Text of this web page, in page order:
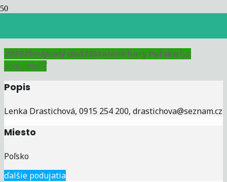
202521májcelý deň25Stolové hory PoľskaTyp
podujatiaPT
Popis
Lenka Drastichová, 0915 254 200, drastichova@seznam.cz
Miesto
Poľsko
ďalšie podujatia